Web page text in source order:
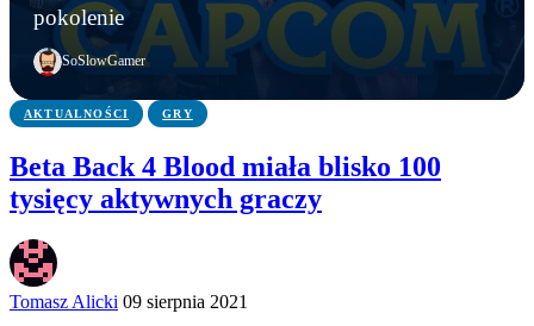
pokolenie
SoSlowGamer
WWE chce zastrzec znak towarowy „Vice City”.
Przypadek?
Gameplay z GTA 6 niebawem. Rockstar oficjalnie
zapowiada
Statystyki Capcomu przywracają wiarę w młode
pokolenie
AKTUALNOŚCI GRY
Beta Back 4 Blood miała blisko 100
tysięcy aktywnych graczy
Tomasz Alicki 09 sierpnia 2021